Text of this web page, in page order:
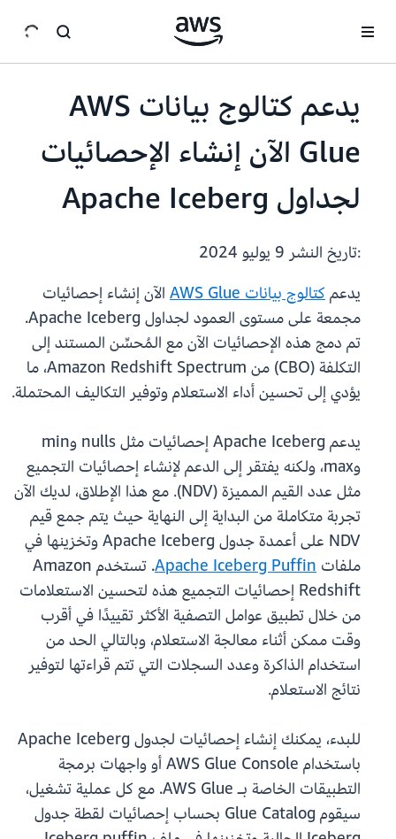
يدعم كتالوج بيانات AWS
Glue الآن إنشاء الإحصائيات
لجداول Apache Iceberg
:تاريخ النشر
يدعمكتالوج بيانات AWS Glue
الآن إنشاء إحصائيات
مجمعة على مستوى العمود لجداول Apache Iceberg.
تم دمج هذه الإحصائيات الآن مع المُحسِّن المستند إلى
التكلفة (CBO) من Amazon Redshift Spectrum، ما
يؤدي إلى تحسين أداء الاستعلام وتوفير التكاليف المحتملة.
يدعم Apache Iceberg إحصائيات مثل nulls وmin
وmax، ولكنه يفتقر إلى الدعم لإنشاء إحصائيات التجميع
مثل عدد القيم المميزة (NDV). مع هذا الإطلاق، لديك الآن
تجربة متكاملة من البداية إلى النهاية حيث يتم جمع قيم
NDV على أعمدة جدول Apache Iceberg وتخزينها في
ملفات Apache Iceberg Puffin
. تستخدم Amazon
Redshift إحصائيات التجميع هذه لتحسين الاستعلامات
من خلال تطبيق عوامل التصفية الأكثر تقييدًا في أقرب
وقت ممكن أثناء معالجة الاستعلام، وبالتالي الحد من
استخدام الذاكرة وعدد السجلات التي تتم قراءتها لتوفير
نتائج الاستعلام.
للبدء، يمكنك إنشاء إحصائيات لجدول Apache Iceberg
باستخدام AWS Glue Console أو واجهات برمجة
التطبيقات الخاصة بـ AWS Glue. مع كل عملية تشغيل،
سيقوم Glue Catalog بحساب إحصائيات لقطة جدول